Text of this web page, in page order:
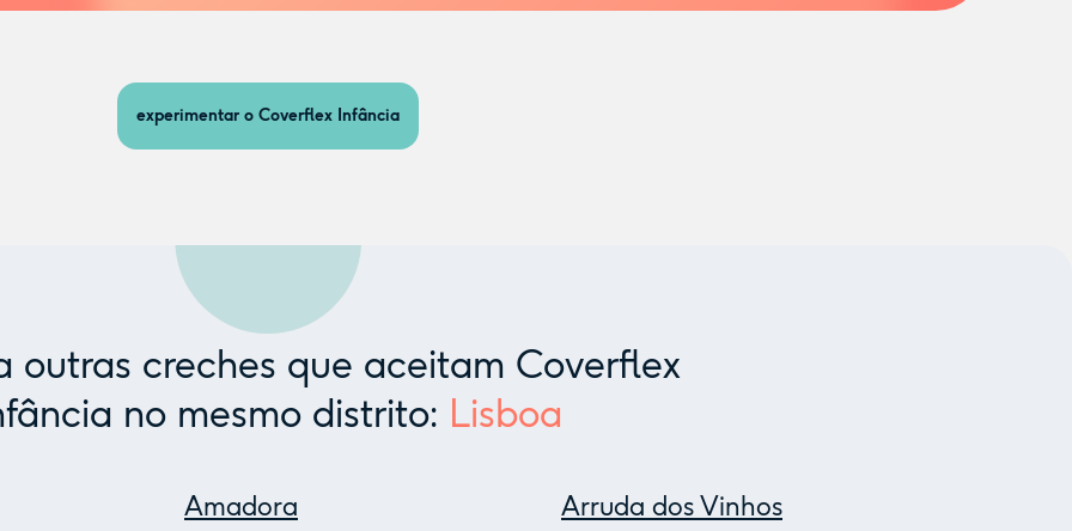
experimentar o Coverflex Infância
outras creches que aceitam Coverflex
no mesmo distrito: Lisboa
Amadora
Arruda dos Vinhos